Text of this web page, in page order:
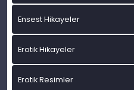
Ensest Hikayeler
Erotik Hikayeler
Erotik Resimler